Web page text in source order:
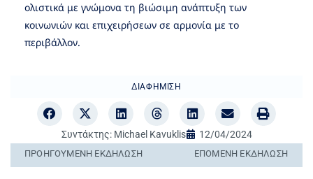
ολιστικά με γνώμονα τη βιώσιμη ανάπτυξη των
κοινωνιών και επιχειρήσεων σε αρμονία με το
περιβάλλον.
ΔΙΑΦΉΜΙΣΗ
Συντάκτης:Michael Kavuklis 12/04/2024
ΠΡΟΗΓΟΎΜΕΝΗ ΕΚΔΉΛΩΣΗ ΕΠΌΜΕΝΗ ΕΚΔΉΛΩΣΗ